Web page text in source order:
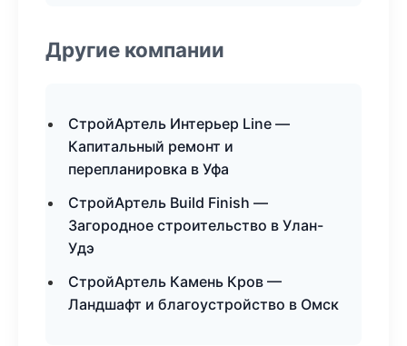
Другие компании
СтройАртель Интерьер Line —
Капитальный ремонт и
перепланировка в Уфа
СтройАртель Build Finish —
Загородное строительство в Улан-
Удэ
СтройАртель Камень Кров —
Ландшафт и благоустройство в Омск